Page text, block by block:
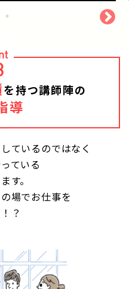
を持つ講師陣の
導
ているのではなく
ている
す。
場でお仕事を
？